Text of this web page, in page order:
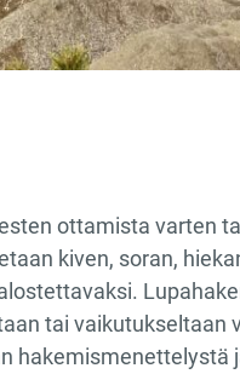
ottamista varten
kiven, soran,
tai vaikutukseltaan
hakemismenettelystä